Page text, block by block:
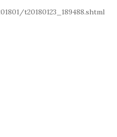
t20180123_189488.shtml